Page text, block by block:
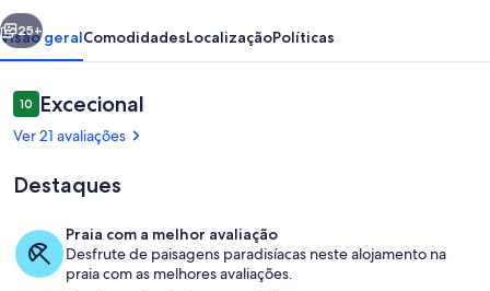
vivenda
com
5
quartos
Vale
do
Lobo
Terrenos do alojamento
Seguinte
25+
Visão geralComodidadesLocalizaçãoPolíticas
Avaliações
1010 em 10
Excecional
Ver 21 avaliações
Destaques
Praia com a melhor avaliação
Desfrute de paisagens paradisíacas neste alojamento na
praia com as melhores avaliações.